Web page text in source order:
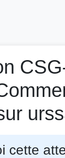
cette